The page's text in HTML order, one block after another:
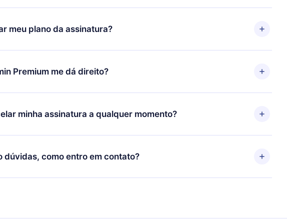
nosso aplicativo e começar a aproveitar nossa biblioteca. Se por algum
satisfeito com nossa plataforma, basta entrar em contato com nossa
(contato@12min.com) em até 7 dias após a compra e solicitar o
meu plano da assinatura?
só se aplicará a partir do próximo período de cobrança. Por
decidiu mudar sua assinatura mensal para anual, após confirmar a
o plano anual, o novo plano só será aplicado e cobrado após o aniversário
Premium me dá direito?
é um plano que te garante acesso a toda nossa biblioteca de 2500+
em 3 línguas (Inglês, espanhol e português) que você pode ler ou
momento através do nosso aplicativo disponível para iOS, Android e
minha assinatura a qualquer momento?
por não renovar sua assinatura do 12min, você pode cancelar a
e o próximo ciclo de cobrança não ocorrerá.
dúvidas, como entro em contato?
para entrar em contato porsupport@12min.com.